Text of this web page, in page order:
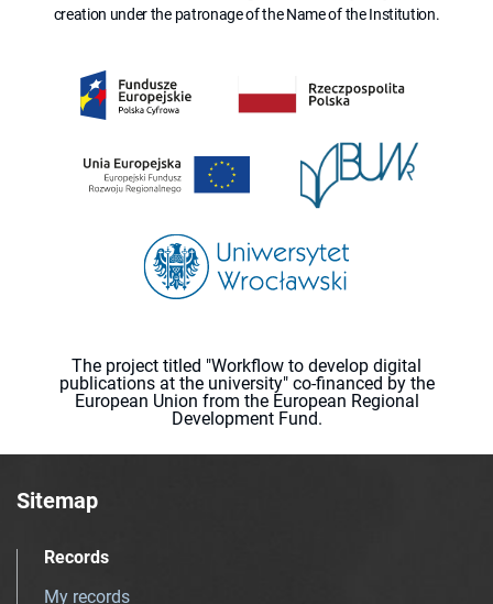
creation under the patronage of the Name of the Institution.
The project titled "Workflow to develop digital
publications at the university" co-financed by the
European Union from the European Regional
Development Fund.
Sitemap
Records
My records